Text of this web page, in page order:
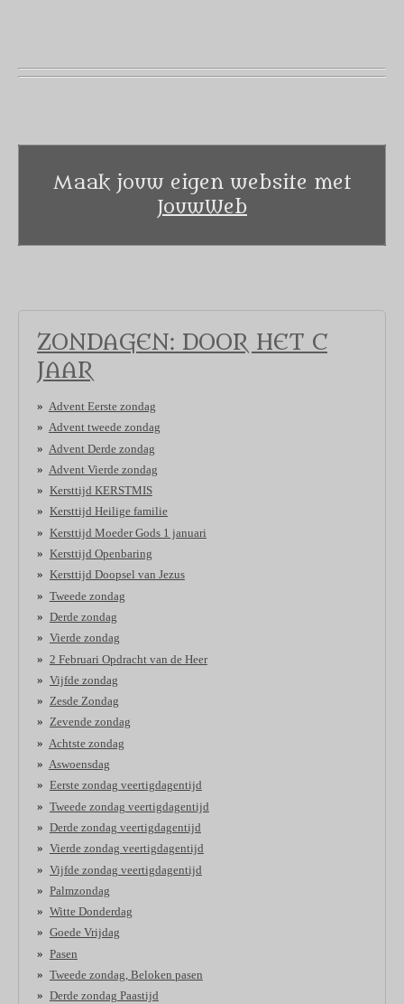
Maak jouw eigen website met
JouwWeb
ZONDAGEN: DOOR HET C
JAAR
Advent Eerste zondag
Advent tweede zondag
Advent Derde zondag
Advent Vierde zondag
Kersttijd KERSTMIS
Kersttijd Heilige familie
Kersttijd Moeder Gods 1 januari
Kersttijd Openbaring
Kersttijd Doopsel van Jezus
Tweede zondag
Derde zondag
Vierde zondag
2 Februari Opdracht van de Heer
Vijfde zondag
Zesde Zondag
Zevende zondag
Achtste zondag
Aswoensdag
Eerste zondag veertigdagentijd
Tweede zondag veertigdagentijd
Derde zondag veertigdagentijd
Vierde zondag veertigdagentijd
Vijfde zondag veertigdagentijd
Palmzondag
Witte Donderdag
Goede Vrijdag
Pasen
Tweede zondag, Beloken pasen
Derde zondag Paastijd